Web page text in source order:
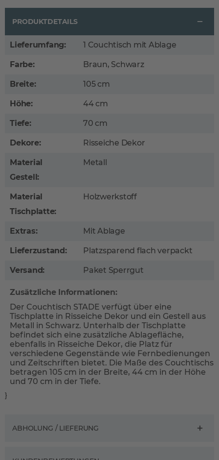
PRODUKTDETAILS
Lieferumfang: 1 Couchtisch mit Ablage
Farbe: Braun, Schwarz
Breite: 105 cm
Höhe: 44 cm
Tiefe: 70 cm
Dekore: Risseiche Dekor
Material
Gestell:
Metall
Material
Tischplatte:
Holzwerkstoff
Extras: Mit Ablage
Lieferzustand: Platzsparend flach verpackt
Versand: Paket Sperrgut
Zusätzliche Informationen:
Der Couchtisch STADE verfügt über eine
Tischplatte in Risseiche Dekor und ein Gestell aus
Metall in Schwarz. Unterhalb der Tischplatte
befindet sich eine zusätzliche Ablagefläche,
ebenfalls in Risseiche Dekor, die Platz für
verschiedene Gegenstände wie Fernbedienungen
und Zeitschriften bietet. Die Maße des Couchtischs
betragen 105 cm in der Breite, 44 cm in der Höhe
und 70 cm in der Tiefe.
}
ABHOLUNG / LIEFERUNG